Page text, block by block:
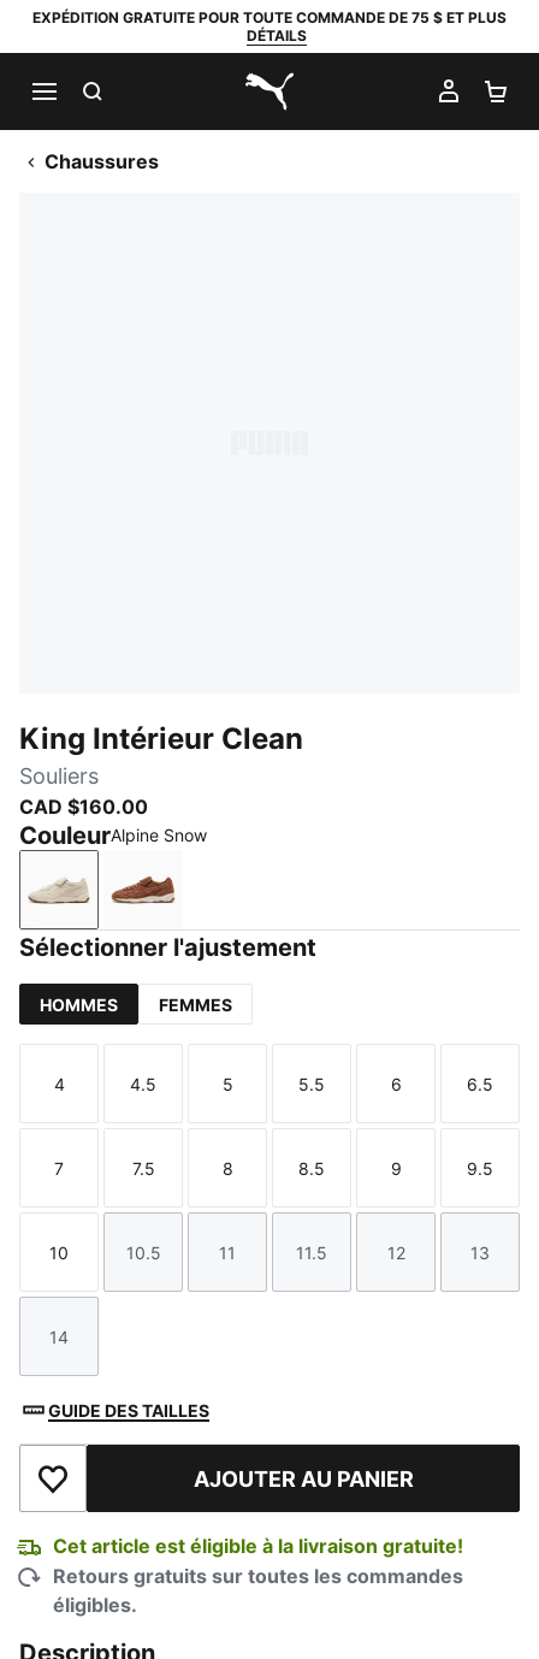
EXPÉDITION GRATUITE POUR TOUTE COMMANDE DE 75 $ ET PLUS
DÉTAILS
PUMA.com
MON
Chaussures
King Intérieur Clean
Souliers
CAD $160.00
CouleurAlpine Snow
Alpine SnowBrown Mushroom
Sélectionner l'ajustement
HOMMES FEMMES
Taille
4
Taille
4.5
Taille
5
Taille
5.5
Taille
6
Taille
6.5
Taille
7
Taille
7.5
Taille
8
Taille
8.5
Taille
9
Taille
9.5
Taille
10
Taille
10.5
Taille
11
Taille
11.5
Taille
12
Taille
13
Taille
14
GUIDE DES TAILLES
Ajouter à la liste de souhaits
AJOUTER AU PANIER
Cet article est éligible à la livraison gratuite!
Retours gratuits sur toutes les commandes
éligibles.
Description